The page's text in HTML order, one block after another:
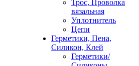
Трос, Проволка
вязальная
Уплотнитель
Цепи
Герметики, Пена,
Силикон, Клей
Герметики/